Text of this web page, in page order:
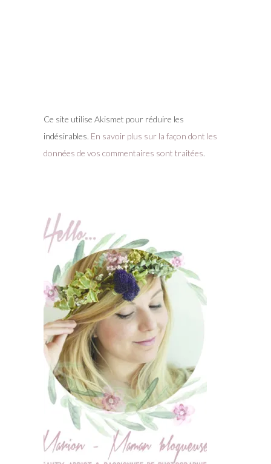
Ce site utilise Akismet pour réduire les
indésirables. En savoir plus sur la façon dont les
données de vos commentaires sont traitées.